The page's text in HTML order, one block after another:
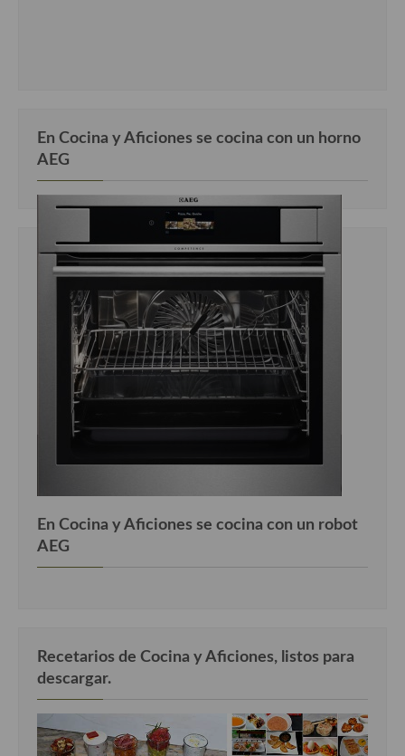
En Cocina y Aficiones se cocina con un horno
AEG
En Cocina y Aficiones se cocina con un robot
AEG
Recetarios de Cocina y Aficiones, listos para
descargar.